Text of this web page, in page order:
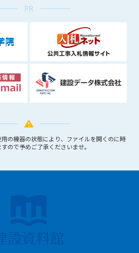
PR
の機器の状態により、ファイルを開くのに時
ので予めご了承くださいませ。
・中止等）
ビスの運営を中止または廃止することが
これに起因する会員または他の第三者が
理者は､一切の責任をも負わないものと
）
、年齢、メールアドレスその他本サー
管理者が知り得た会員の個人情報（以下
者に開示または提供しないものとしま
情報の開示に事前に同意している場合